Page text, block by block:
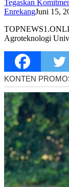
Tegaskan
EnrekangJuni 15,
Agroteknologi